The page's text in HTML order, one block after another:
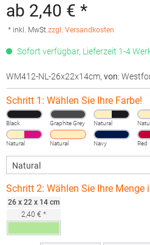
ab 2,40 € *
* inkl. MwSt.zzgl. Versandkosten
Sofort verfügbar, Lieferzeit 1-4
WM412-NL-26x22x14cm, von:
Schritt 1: Wählen Sie Ihre Farbe!
Black Graphite Grey Natural
Natural Natural Navy Red
Schritt 2: Wählen Sie Ihre Menge
26 x 22 x 14 cm
2,40 € *